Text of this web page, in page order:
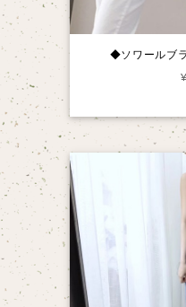
◆ソワールブ